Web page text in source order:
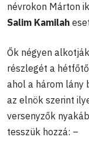
névrokon Márton
Salim Kamilah
Ők négyen
részlegét a
ahol a három lány
az elnök szerint
versenyzők
tesszük hozzá: –